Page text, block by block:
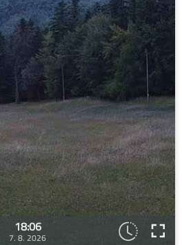
18:06
7. 8. 2026